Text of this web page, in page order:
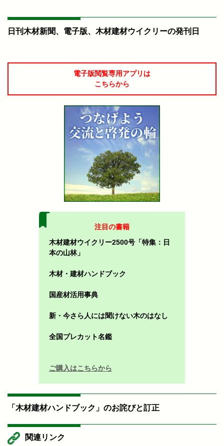
日刊木材新聞、電子版、木材建材ウイクリーの発刊日
電子版閲覧専用アプリは
こちらから
注目の書籍
木材建材ウイクリー2500号「特集：日
本の山林」
木材・建材ハンドブック
国産材活用事典
新・今さら人には聞けない木のはなし
全国プレカット名鑑
ご購入はこちらから
「木材建材ハンドブック」のお詫びと訂正
関連リンク